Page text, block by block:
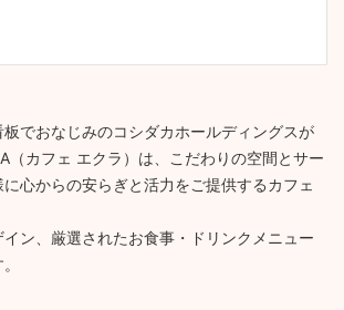
板でおなじみのコシダカホールディングスが
（カフェ エクラ）は、こだわりの空間とサー
心からの安らぎと活力をご提供するカフェ
ン、厳選されたお食事・ドリンクメニュー